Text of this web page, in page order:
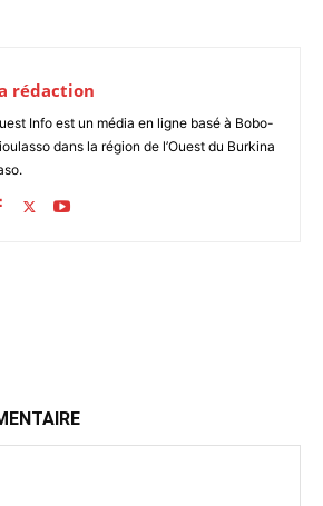
rédaction
Info est un média en ligne basé à Bobo-
dans la région de l’Ouest du Burkina